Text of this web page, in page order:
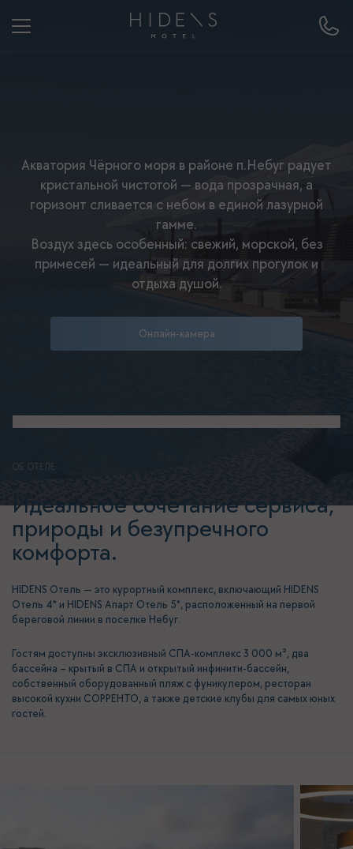
Акватория Чёрного моря в районе п.Небуг радует
кристальной чистотой — вода прозрачная, а
горизонт сливается с небом в единой лазурной
гамме.
Воздух здесь особенный: свежий, морской, без
примесей — идеальный для долгих прогулок и
отдыха душой.
Онлайн-камера
ОБ ОТЕЛЕ
Идеальное сочетание сервиса,
природы и безупречного
комфорта.
HIDENS Отель — это курортный комплекс, включающий HIDENS
Отель 4* и HIDENS Апарт Отель 5*, расположенный на первой
береговой линии в поселке Небуг.
Гостям доступны эксклюзивный СПА-комплекс 3 000 м², два
бассейна – крытый в СПА и открытый инфинити-бассейн,
собственный оборудованный пляж с фуникулером, ресторан
высокой кухни СОРРЕНТО, а также детские клубы для самых юных
гостей.